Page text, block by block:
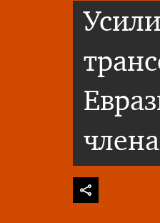
breadcrumb